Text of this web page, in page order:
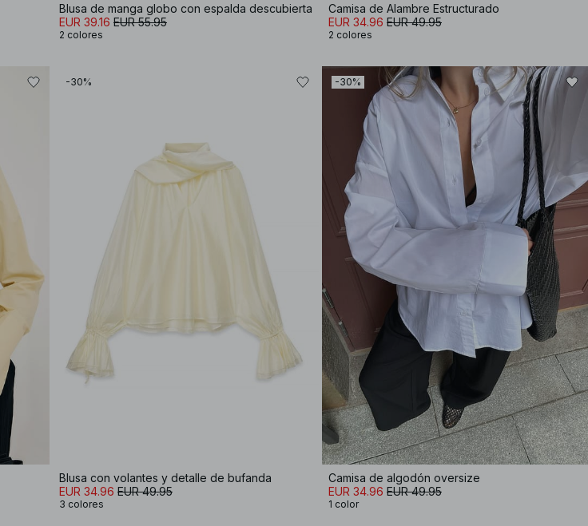
Blusa de manga globo con espalda descubierta
EUR 39.16 EUR 55.95
2 colores
Camisa de Alambre Estructurado
EUR 34.96 EUR 49.95
2 colores
-30%
Blusa con volantes y detalle de bufanda
EUR 34.96 EUR 49.95
3 colores
-30%
Camisa de algodón oversize
EUR 34.96 EUR 49.95
1 color